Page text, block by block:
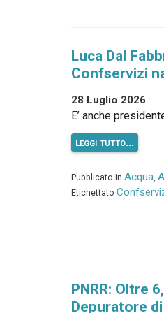
Luca Dal
Confservizi
28 Luglio 2026
E’ anche
leggi tutto…
Pubblicato in Acqua
Etichettato
PNRR: Oltre
Depuratore